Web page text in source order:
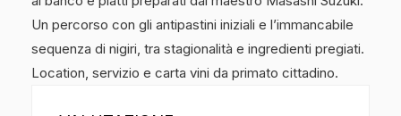
Un percorso con gli antipastini iniziali e l’immancabile
sequenza di nigiri, tra stagionalità e ingredienti pregiati.
Location, servizio e carta vini da primato cittadino.